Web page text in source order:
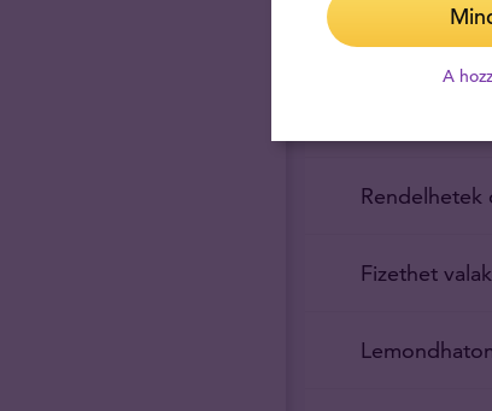
Honnan
Rendelhetek
Fizethet
A